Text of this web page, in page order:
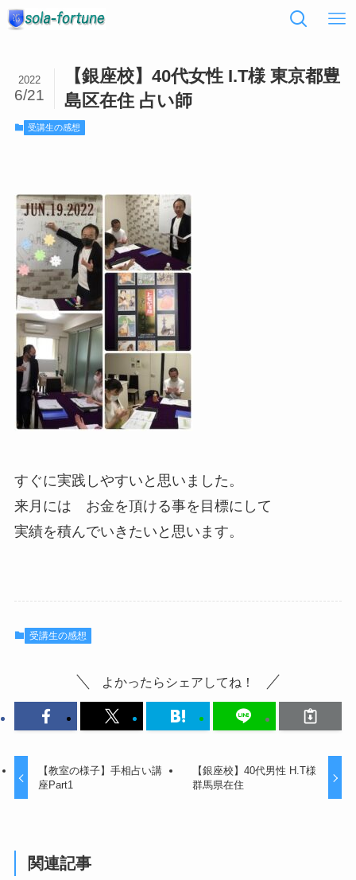
【銀座校】40代女性 I.T様 東京都豊
島区在住 占い師
2022
6/21
受講生の感想
すぐに実践しやすいと思いました。
来月には お金を頂ける事を目標にして
実績を積んでいきたいと思います。
受講生の感想
よかったらシェアしてね！
【教室の様子】手相占い講
座Part1
【銀座校】40代男性 H.T様
群馬県在住
関連記事